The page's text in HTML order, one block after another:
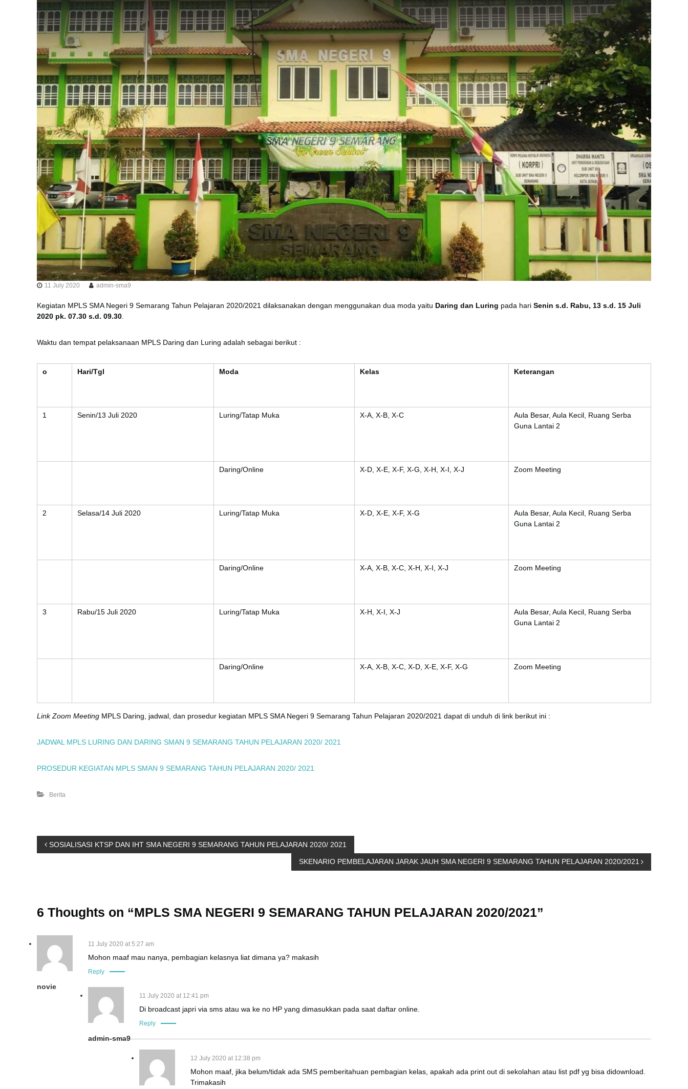
11 July 2020 admin-sma9
Kegiatan MPLS SMA Negeri 9 Semarang Tahun Pelajaran 2020/2021 dilaksanakan dengan menggunakan dua moda yaitu Daring dan Luring pada hari Senin s.d. Rabu, 13 s.d. 15 Juli
2020 pk. 07.30 s.d. 09.30.
Waktu dan tempat pelaksanaan MPLS Daring dan Luring adalah sebagai berikut :
o Hari/Tgl Moda Kelas Keterangan
1 Senin/13 Juli 2020 Luring/Tatap Muka X-A, X-B, X-C
Aula Besar, Aula Kecil, Ruang Serba
Guna Lantai 2
Daring/Online X-D, X-E, X-F, X-G, X-H, X-I, X-J Zoom Meeting
2 Selasa/14 Juli 2020 Luring/Tatap Muka X-D, X-E, X-F, X-G
Aula Besar, Aula Kecil, Ruang Serba
Guna Lantai 2
Daring/Online X-A, X-B, X-C, X-H, X-I, X-J Zoom Meeting
3 Rabu/15 Juli 2020 Luring/Tatap Muka X-H, X-I, X-J
Aula Besar, Aula Kecil, Ruang Serba
Guna Lantai 2
Daring/Online X-A, X-B, X-C, X-D, X-E, X-F, X-G Zoom Meeting
Link Zoom Meeting MPLS Daring, jadwal, dan prosedur kegiatan MPLS SMA Negeri 9 Semarang Tahun Pelajaran 2020/2021 dapat di unduh di link berikut ini :
JADWAL MPLS LURING DAN DARING SMAN 9 SEMARANG TAHUN PELAJARAN 2020/ 2021
PROSEDUR KEGIATAN MPLS SMAN 9 SEMARANG TAHUN PELAJARAN 2020/ 2021
Berita
P
t
n
a
v
SOSIALISASI KTSP DAN IHT SMA NEGERI 9 SEMARANG TAHUN PELAJARAN 2020/ 2021
SKENARIO PEMBELAJARAN JARAK JAUH SMA NEGERI 9 SEMARANG TAHUN PELAJARAN 2020/2021
6 Thoughts on “MPLS SMA NEGERI 9 SEMARANG TAHUN PELAJARAN 2020/2021”
novie
11 July 2020 at 5:27 am
Mohon maaf mau nanya, pembagian kelasnya liat dimana ya? makasih
Reply
admin-sma9
11 July 2020 at 12:41 pm
Di broadcast japri via sms atau wa ke no HP yang dimasukkan pada saat daftar online.
Reply
12 July 2020 at 12:38 pm
Mohon maaf, jika belum/tidak ada SMS pemberitahuan pembagian kelas, apakah ada print out di sekolahan atau list pdf yg bisa didownload.
Trimakasih